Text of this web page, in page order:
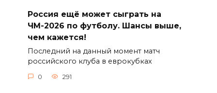
Россия ещё может сыграть на
ЧМ-2026 по футболу. Шансы выше,
чем кажется!
Последний на данный момент матч
российского клуба в еврокубках
0 291